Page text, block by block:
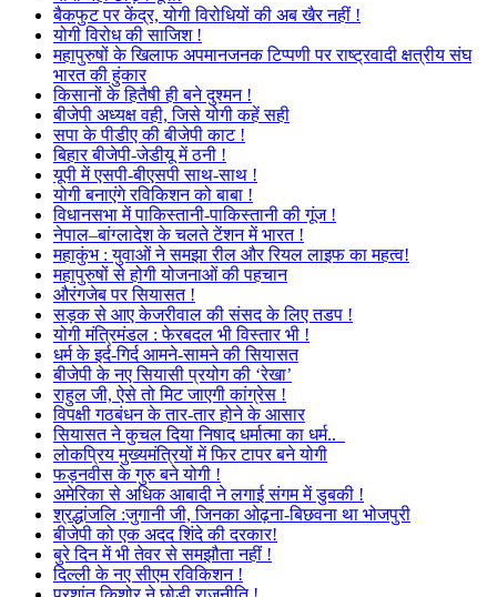
बैकफुट पर केंद्र, योगी विरोधियों की अब खैर नहीं !
योगी विरोध की साजिश !
महापुरुषों के खिलाफ अपमानजनक टिप्पणी पर राष्ट्रवादी क्षत्रीय संघ
भारत की हुंकार
किसानों के हितैषी ही बने दुश्मन !
बीजेपी अध्यक्ष वही, जिसे योगी कहें सही
सपा के पीडीए की बीजेपी काट !
बिहार बीजेपी-जेडीयू में ठनी !
यूपी में एसपी-बीएसपी साथ-साथ !
योगी बनाएंगे रविकिशन को बाबा !
विधानसभा में पाकिस्तानी-पाकिस्तानी की गूंज !
नेपाल–बांग्लादेश के चलते टेंशन में भारत !
महाकुंभ : युवाओं ने समझा रील और रियल लाइफ का महत्व!
महापुरुषों से होगी योजनाओं की पहचान
औरंगजेब पर सियासत !
सड़क से आए केजरीवाल की संसद के लिए तडप !
योगी मंत्रिमंडल : फेरबदल भी विस्तार भी !
धर्म के इर्द-गिर्द आमने-सामने की सियासत
बीजेपी के नए सियासी प्रयोग की ‘रेखा’
राहुल जी, ऐसे तो मिट जाएगी कांग्रेस !
विपक्षी गठबंधन के तार-तार होने के आसार
सियासत ने कुचल दिया निषाद धर्मात्मा का धर्म..
लोकप्रिय मुख्यमंत्रियों में फिर टापर बने योगी
फड़नवीस के गुरु बने योगी !
अमेरिका से अधिक आबादी ने लगाई संगम में डुबकी !
श्रद्धांजलि :जुगानी जी, जिनका ओढ़ना-बिछवना था भोजपुरी
बीजेपी को एक अदद शिंदे की दरकार!
बुरे दिन में भी तेवर से समझौता नहीं !
दिल्ली के नए सीएम रविकिशन !